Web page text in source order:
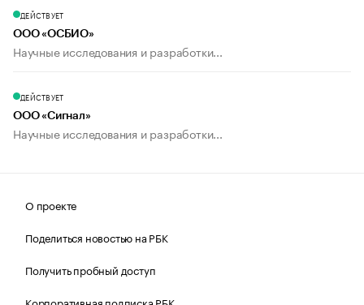
ДЕЙСТВУЕТ
ООО «ОСБИО»
Научные исследования и разработки...
ДЕЙСТВУЕТ
ООО «Сигнал»
Научные исследования и разработки...
О проекте
Поделиться новостью на РБК
Получить пробный доступ